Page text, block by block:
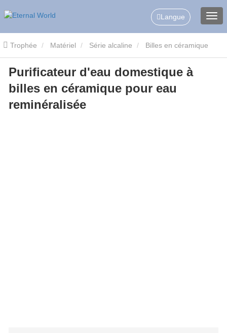
Langue
Trophée Matériel Série alcaline Billes en céramique
alcalines MPH+ Purificateur d'eau domestique à billes en
céramique pour eau reminéralisée
Purificateur d'eau domestique à
billes en céramique pour eau
reminéralisée